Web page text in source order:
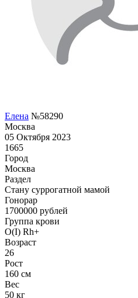
Елена №58290
Москва
05 Октября 2023
1665
Город
Москва
Раздел
Cтану суррогатной мамой
Гонoрар
1700000 рублей
Группа крови
O(I) Rh+
Возраст
26
Рост
160 см
Вес
50 кг